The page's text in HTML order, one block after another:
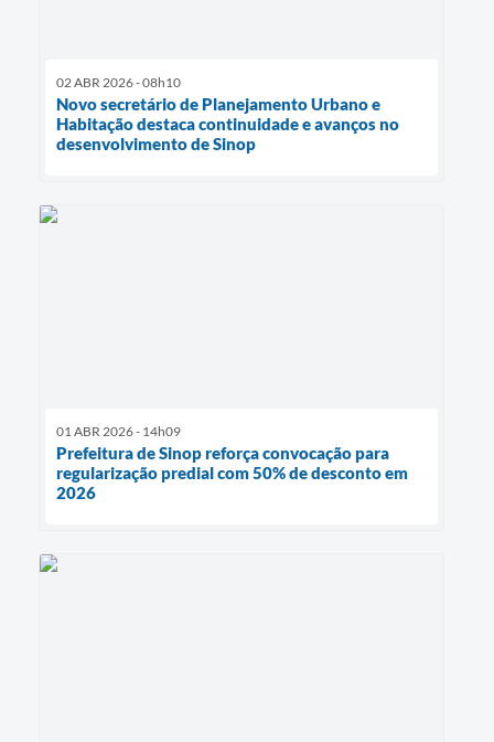
02 ABR 2026 - 08h10
Novo secretário de Planejamento Urbano e
Habitação destaca continuidade e avanços no
desenvolvimento de Sinop
01 ABR 2026 - 14h09
Prefeitura de Sinop reforça convocação para
regularização predial com 50% de desconto em
2026